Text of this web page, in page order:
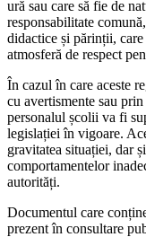
ură sau care să fie de
responsabilitate
didactice și părinții,
atmosferă de respect
În cazul în care aceste
cu avertismente sau
personalul școlii va fi
legislației în vigoare.
gravitatea situației, dar
comportamentelor
autorități.
Documentul care
prezent în consultare